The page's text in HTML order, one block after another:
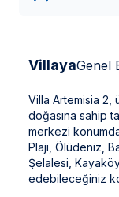
VillayaGenel
Villa Artemisia 2,
doğasına sahip
merkezi konumda
Plajı, Ölüdeniz,
Şelalesi,
edebileceğiniz